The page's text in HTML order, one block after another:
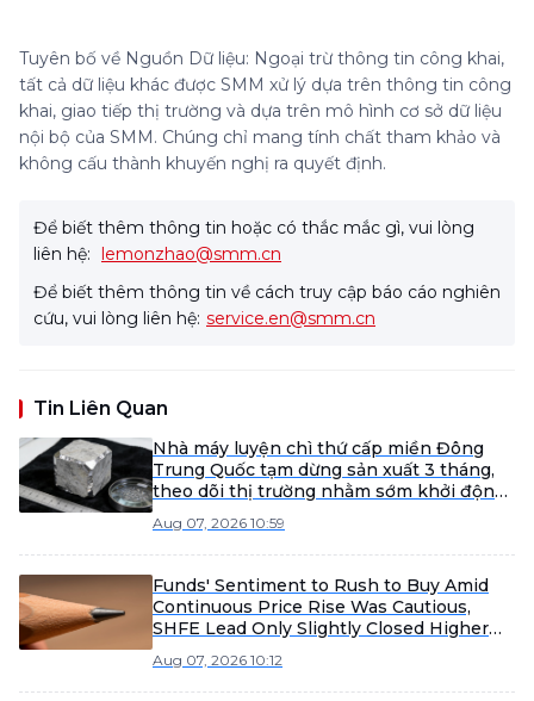
Tuyên bố về Nguồn Dữ liệu: Ngoại trừ thông tin công khai,
tất cả dữ liệu khác được SMM xử lý dựa trên thông tin công
khai, giao tiếp thị trường và dựa trên mô hình cơ sở dữ liệu
nội bộ của SMM. Chúng chỉ mang tính chất tham khảo và
không cấu thành khuyến nghị ra quyết định.
Để biết thêm thông tin hoặc có thắc mắc gì, vui lòng
liên hệ: lemonzhao@smm.cn
Để biết thêm thông tin về cách truy cập báo cáo nghiên
cứu, vui lòng liên hệ: service.en@smm.cn
Tin Liên Quan
Nhà máy luyện chì thứ cấp miền Đông
Trung Quốc tạm dừng sản xuất 3 tháng,
theo dõi thị trường nhằm sớm khởi động
Aug 07, 2026 10:59
Funds' Sentiment to Rush to Buy Amid
Continuous Price Rise Was Cautious,
SHFE Lead Only Slightly Closed Higher
Aug 07, 2026 10:12